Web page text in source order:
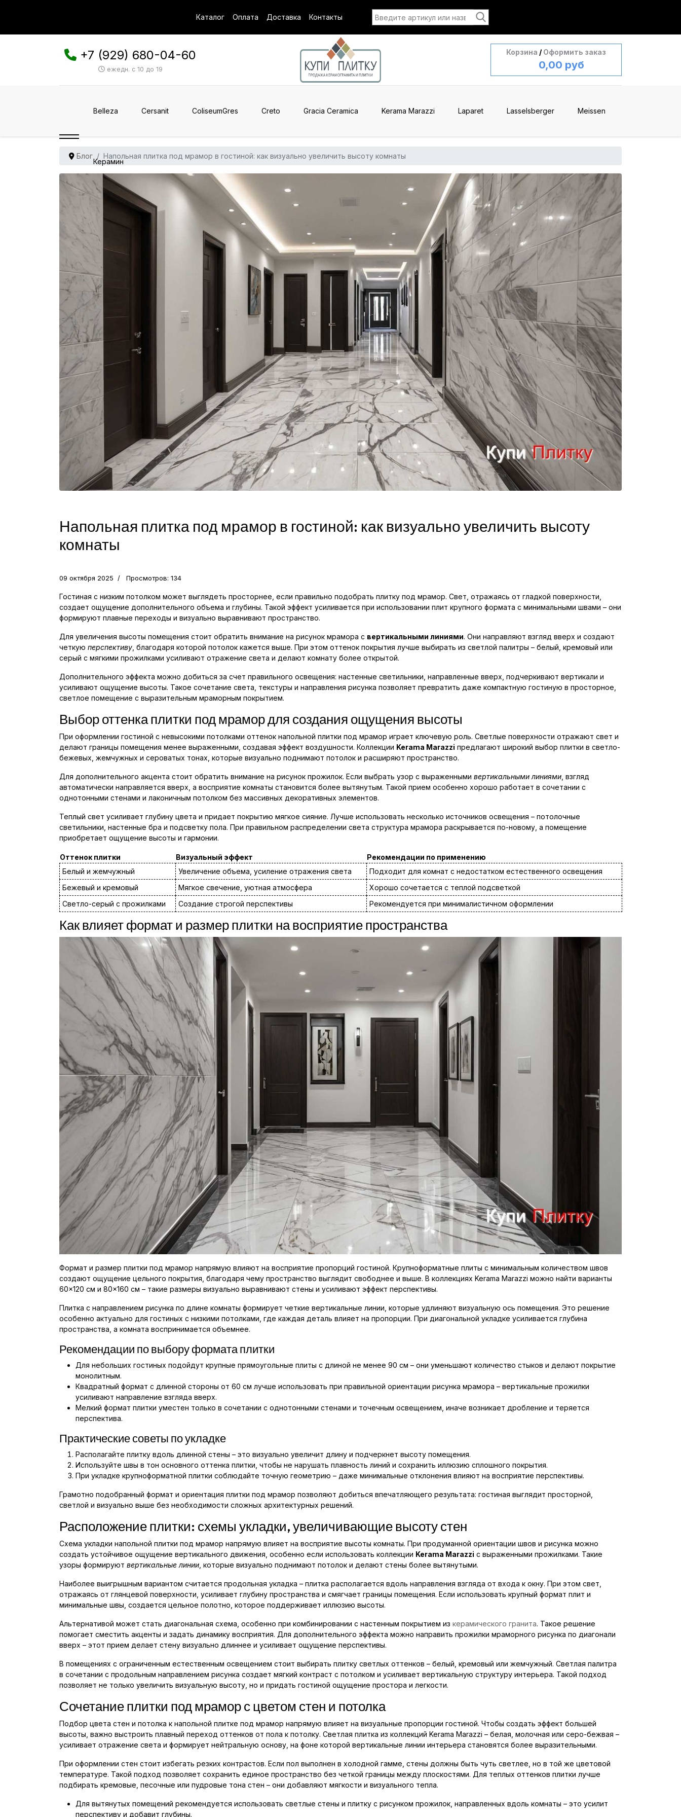
Каталог Оплата Доставка Контакты
+7 (929) 680-04-60
ежедн. с 10 до 19
Корзина / Оформить заказ
0,00 руб
Belleza Cersanit ColiseumGres Creto Gracia Ceramica Kerama Marazzi Laparet Lasselsberger Meissen
Керамин
Блог Напольная плитка под мрамор в гостиной: как визуально увеличить высоту комнаты
Напольная плитка под мрамор в гостиной: как визуально увеличить высоту
комнаты
09 октября 2025 Просмотров: 134
Гостиная с низким потолком может выглядеть просторнее, если правильно подобрать плитку под мрамор. Свет, отражаясь от гладкой поверхности,
создает ощущение дополнительного объема и глубины. Такой эффект усиливается при использовании плит крупного формата с минимальными швами – они
формируют плавные переходы и визуально выравнивают пространство.
Для увеличения высоты помещения стоит обратить внимание на рисунок мрамора с вертикальными линиями. Они направляют взгляд вверх и создают
четкую перспективу , благодаря которой потолок кажется выше. При этом оттенок покрытия лучше выбирать из светлой палитры – белый, кремовый или
серый с мягкими прожилками усиливают отражение света и делают комнату более открытой.
Дополнительного эффекта можно добиться за счет правильного освещения: настенные светильники, направленные вверх, подчеркивают вертикали и
усиливают ощущение высоты. Такое сочетание света, текстуры и направления рисунка позволяет превратить даже компактную гостиную в просторное,
светлое помещение с выразительным мраморным покрытием.
Выбор оттенка плитки под мрамор для создания ощущения высоты
При оформлении гостиной с невысокими потолками оттенок напольной плитки под мрамор играет ключевую роль. Светлые поверхности отражают свет и
делают границы помещения менее выраженными, создавая эффект воздушности. Коллекции Kerama Marazzi предлагают широкий выбор плитки в светло-
бежевых, жемчужных и сероватых тонах, которые визуально поднимают потолок и расширяют пространство.
Для дополнительного акцента стоит обратить внимание на рисунок прожилок. Если выбрать узор с выраженными вертикальными линиями , взгляд
автоматически направляется вверх, а восприятие комнаты становится более вытянутым. Такой прием особенно хорошо работает в сочетании с
однотонными стенами и лаконичным потолком без массивных декоративных элементов.
Теплый свет усиливает глубину цвета и придает покрытию мягкое сияние. Лучше использовать несколько источников освещения – потолочные
светильники, настенные бра и подсветку пола. При правильном распределении света структура мрамора раскрывается по-новому, а помещение
приобретает ощущение высоты и гармонии.
Оттенок плитки Визуальный эффект
Рекомендации по применению
Белый и жемчужный
Увеличение объема, усиление отражения света
Подходит для комнат с недостатком естественного освещения
Бежевый и кремовый
Мягкое свечение, уютная атмосфера
Хорошо сочетается с теплой подсветкой
Светло-серый с прожилками
Создание строгой перспективы Рекомендуется при минималистичном оформлении
Как влияет формат и размер плитки на восприятие пространства
Формат и размер плитки под мрамор напрямую влияют на восприятие пропорций гостиной. Крупноформатные плиты с минимальным количеством швов
создают ощущение цельного покрытия, благодаря чему пространство выглядит свободнее и выше. В коллекциях Kerama Marazzi можно найти варианты
60×120 см и 80×160 см – такие размеры визуально выравнивают стены и усиливают эффект перспективы.
Плитка с направлением рисунка по длине комнаты формирует четкие вертикальные линии, которые удлиняют визуальную ось помещения. Это решение
особенно актуально для гостиных с низкими потолками, где каждая деталь влияет на пропорции. При диагональной укладке усиливается глубина
пространства, а комната воспринимается объемнее.
Рекомендации по выбору формата плитки
Для небольших гостиных подойдут крупные прямоугольные плиты с длиной не менее 90 см – они уменьшают количество стыков и делают покрытие
монолитным.
Квадратный формат с длинной стороны от 60 см лучше использовать при правильной ориентации рисунка мрамора – вертикальные прожилки
усиливают направление взгляда вверх.
Мелкий формат плитки уместен только в сочетании с однотонными стенами и точечным освещением, иначе возникает дробление и теряется
перспектива.
Практические советы по укладке
Располагайте плитку вдоль длинной стены – это визуально увеличит длину и подчеркнет высоту помещения.
Используйте швы в тон основного оттенка плитки, чтобы не нарушать плавность линий и сохранить иллюзию сплошного покрытия.
При укладке крупноформатной плитки соблюдайте точную геометрию – даже минимальные отклонения влияют на восприятие перспективы.
Грамотно подобранный формат и ориентация плитки под мрамор позволяют добиться впечатляющего результата: гостиная выглядит просторной,
светлой и визуально выше без необходимости сложных архитектурных решений.
Расположение плитки: схемы укладки, увеличивающие высоту стен
Схема укладки напольной плитки под мрамор напрямую влияет на восприятие высоты комнаты. При продуманной ориентации швов и рисунка можно
создать устойчивое ощущение вертикального движения, особенно если использовать коллекции Kerama Marazzi с выраженными прожилками. Такие
узоры формируют вертикальные линии , которые визуально поднимают потолок и делают стены более вытянутыми.
Наиболее выигрышным вариантом считается продольная укладка – плитка располагается вдоль направления взгляда от входа к окну. При этом свет,
отражаясь от глянцевой поверхности, усиливает глубину пространства и смягчает границы помещения. Если использовать крупный формат плит и
минимальные швы, создается цельное полотно, которое поддерживает иллюзию высоты.
Альтернативой может стать диагональная схема, особенно при комбинировании с настенным покрытием из керамического гранита. Такое решение
помогает сместить акценты и задать динамику восприятия. Для дополнительного эффекта можно направить прожилки мраморного рисунка по диагонали
вверх – этот прием делает стену визуально длиннее и усиливает ощущение перспективы.
В помещениях с ограниченным естественным освещением стоит выбирать плитку светлых оттенков – белый, кремовый или жемчужный. Светлая палитра
в сочетании с продольным направлением рисунка создает мягкий контраст с потолком и усиливает вертикальную структуру интерьера. Такой подход
позволяет не только увеличить визуальную высоту, но и придать гостиной ощущение простора и легкости.
Сочетание плитки под мрамор с цветом стен и потолка
Подбор цвета стен и потолка к напольной плитке под мрамор напрямую влияет на визуальные пропорции гостиной. Чтобы создать эффект большей
высоты, важно выстроить плавный переход оттенков от пола к потолку. Светлая плитка из коллекций Kerama Marazzi – белая, молочная или серо-бежвая –
усиливает отражение света и формирует нейтральную основу, на фоне которой вертикальные линии интерьера становятся более выразительными.
При оформлении стен стоит избегать резких контрастов. Если пол выполнен в холодной гамме, стены должны быть чуть светлее, но в той же цветовой
температуре. Такой подход позволяет сохранить единое пространство без четкой границы между плоскостями. Для теплых оттенков плитки лучше
подбирать кремовые, песочные или пудровые тона стен – они добавляют мягкости и визуального тепла.
Для вытянутых помещений рекомендуется использовать светлые стены и плитку с рисунком прожилок, направленных вдоль комнаты – это усилит
перспективу и добавит глубины.